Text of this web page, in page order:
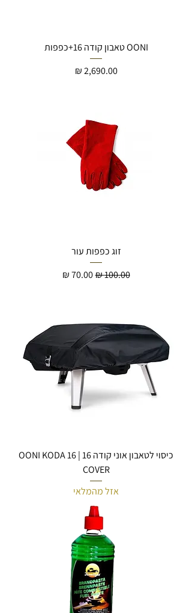
OONI טאבון קודה 16+כפפות
מחיר‏2,690.00 ‏₪
זוג כפפות עור
מחיר רגיל‏100.00 ‏₪ מחיר מבצע‏70.00 ‏₪
כיסוי לטאבון אוני קודה 16 | OONI KODA 16
COVER
אזל מהמלאי